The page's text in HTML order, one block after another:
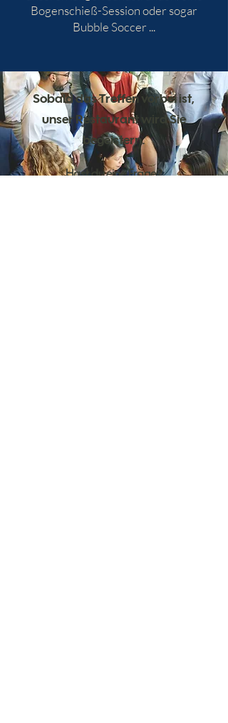
Bogenschieß-Session oder sogar
Bubble Soccer ...
Sobald das Treffen vorbei ist,
unser Restaurant wird Sie
begeistern.
Hast du eine Frage?